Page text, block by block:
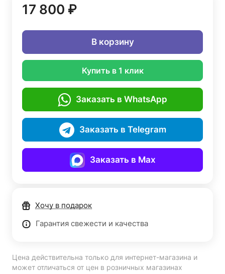
17 800 ₽
В корзину
Купить в 1 клик
Заказать в WhatsApp
Заказать в Telegram
Заказать в Max
Хочу в подарок
Гарантия свежести и качества
Цена действительна только для интернет-магазина и
может отличаться от цен в розничных магазинах